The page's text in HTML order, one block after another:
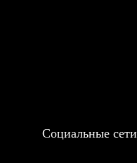
Социальные сети